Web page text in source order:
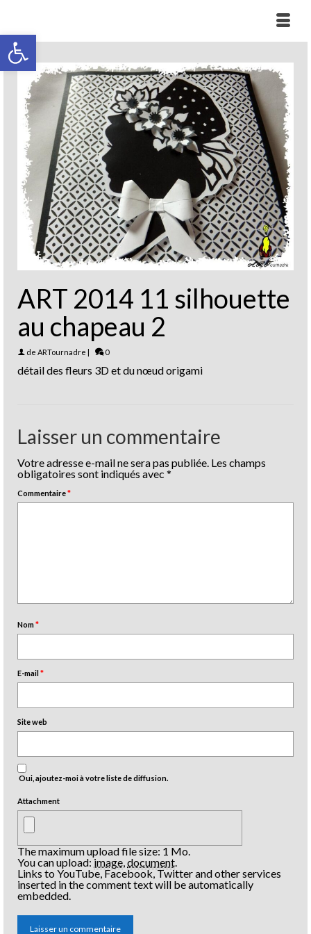
Ouvrir la barre d’outils
ART 2014 11 silhouette
au chapeau 2
de ARTournadre | 0
détail des fleurs 3D et du nœud origami
Laisser un commentaire
Votre adresse e-mail ne sera pas publiée. Les champs
obligatoires sont indiqués avec *
Commentaire*
Nom*
E-mail*
Site web
Oui, ajoutez-moi à votre liste de diffusion.
Attachment
The maximum upload file size: 1 Mo.
You can upload:image document
Links to YouTube, Facebook, Twitter and other services
inserted in the comment text will be automatically
embedded.